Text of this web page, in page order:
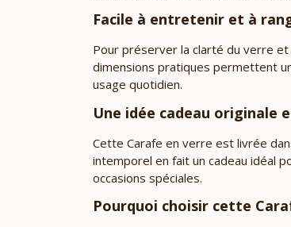
Facile à entretenir et à
Pour préserver la clarté du verre
dimensions pratiques permettent
usage quotidien.
Une idée cadeau originale
Cette Carafe en verre est livrée
intemporel en fait un cadeau idéal
occasions spéciales.
Pourquoi choisir cette